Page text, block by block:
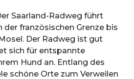
Saarland-Radweg führt
der französischen Grenze bis
Der Radweg ist gut
sich für entspannte
Hund an. Entlang des
schöne Orte zum Verweilen